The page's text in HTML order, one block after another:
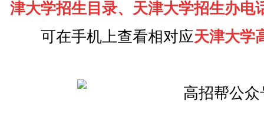
津大学招生目录、天津大学招生办电
可在手机上查看相对应天津大学